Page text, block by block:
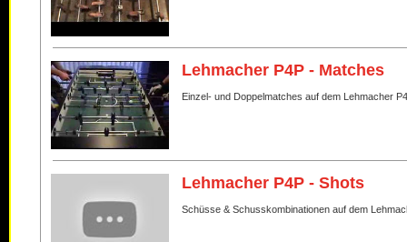
Lehmacher P4P - Matches
Einzel- und Doppelmatches auf dem Lehmacher
Lehmacher P4P - Shots
Schüsse & Schusskombinationen auf dem